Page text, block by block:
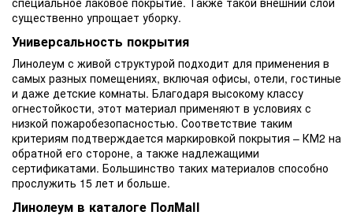
существенно упрощает уборку.
Универсальность покрытия
Линолеум с живой структурой подходит для применения в
самых разных помещениях, включая офисы, отели, гостиные
и даже детские комнаты. Благодаря высокому классу
огнестойкости, этот материал применяют в условиях с
низкой пожаробезопасностью. Соответствие таким
критериям подтверждается маркировкой покрытия – КМ2 на
обратной его стороне, а также надлежащими
сертификатами. Большинство таких материалов способно
прослужить 15 лет и больше.
Линолеум в каталоге ПолMall